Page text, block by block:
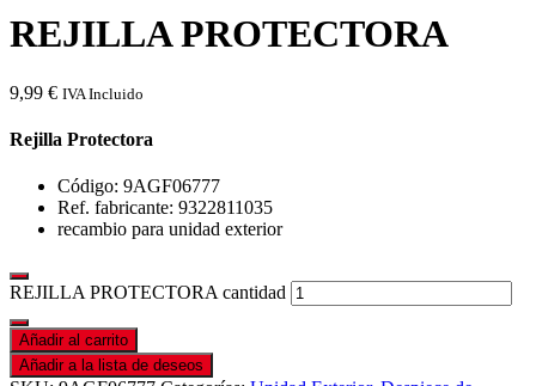
REJILLA PROTECTORA
9,99 € IVA Incluido
Rejilla Protectora
Código: 9AGF06777
Ref. fabricante: 9322811035
recambio para unidad exterior
REJILLA PROTECTORA cantidad
Añadir al carrito
Añadir a la lista de deseos